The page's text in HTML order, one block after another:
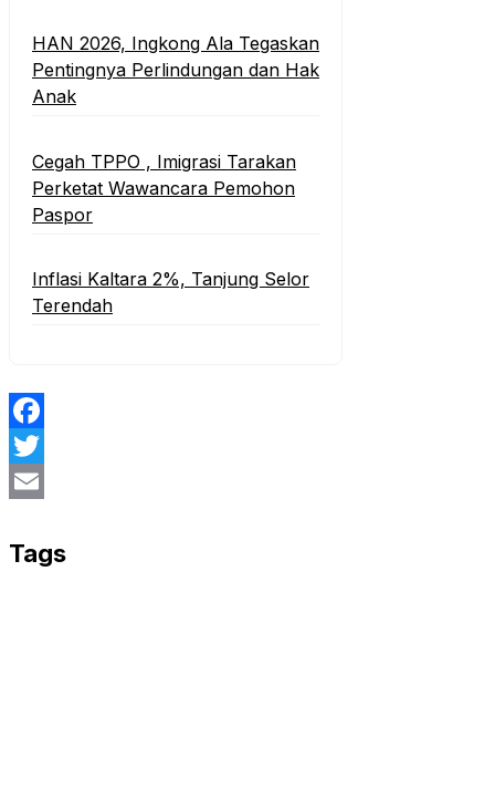
HAN 2026, Ingkong Ala Tegaskan
Pentingnya Perlindungan dan Hak
Anak
Cegah TPPO , Imigrasi Tarakan
Perketat Wawancara Pemohon
Paspor
Inflasi Kaltara 2%, Tanjung Selor
Terendah
Facebook
Twitter
Tags